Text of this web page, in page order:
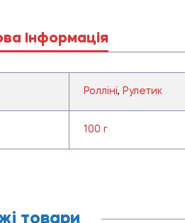
Інформація
Ролліні, Рулетик
100 г
товари